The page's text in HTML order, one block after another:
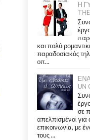
Η
και πολύ
παραδοσιακός
οπ...
UN
σε
απελπισμένοι
επικοινωνία, με
τους ...